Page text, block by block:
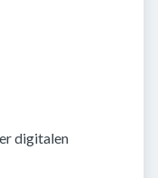
digitalen